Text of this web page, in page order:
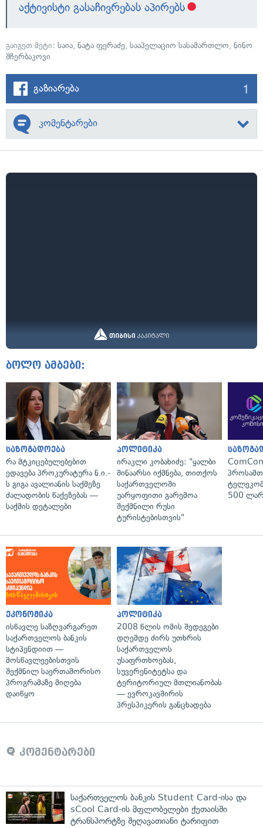
აქტივისტი გასაჩივრებას აპირებს
გაიგეთ მეტი: საია, ნატა ფერაძე, სააპელაციო სასამართლო, ნინო
შჩერბაკოვი
გაზიარება 1
კომენტარები
ბოლო ამბები:
საზოგადოება
რა მტკიცებულებებით
ედავება პროკურატურა ნ.ი.-
ს გიგა ავალიანის საქმეზე
ძალადობის წაქეზებას —
საქმის დეტალები
პოლიტიკა
ირაკლი კობახიძე: "ყალბი
შინაარსი იქმნება, თითქოს
საქართველოში
უარყოფითი გარემოა
შექმნილი რუსი
ტურისტებისთვის"
500
ეკონომიკა
ისწავლე საზღვარგარეთ
საქართველოს ბანკის
სტიპენდიით —
მოსწავლეებისთვის
შექმნილ საერთაშორისო
პროგრამაზე მიღება
დაიწყო
პოლიტიკა
2008 წლის ომის შედეგები
დღემდე ძირს უთხრის
საქართველოს
უსაფრთხოებას,
სუვერენიტეტსა და
ტერიტორიულ მთლიანობას
— ევროკავშირის
პრესპიკერის განცხადება
კომენტარები
საქართველოს ბანკის Student Card-ისა და
sCool Card-ის მფლობელები ქუთაისში
ტრანსპორტზე შეღავათიანი ტარიფით